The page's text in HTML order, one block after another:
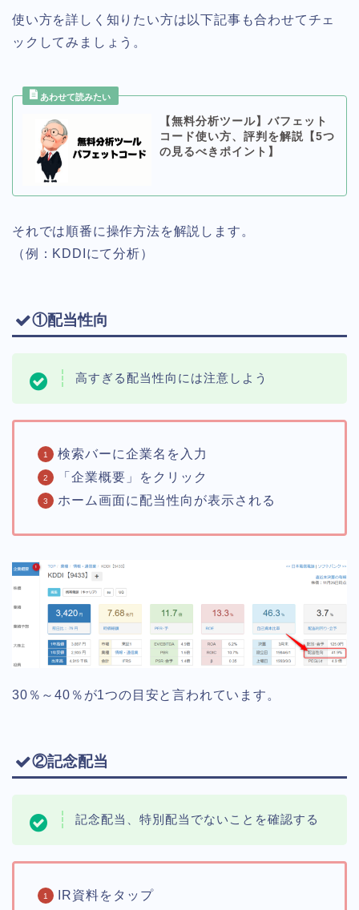
使い方を詳しく知りたい方は以下記事も合わせてチェ
ックしてみましょう。
【無料分析ツール】バフェット
コード使い方、評判を解説【5つ
の見るべきポイント】
それでは順番に操作方法を解説します。
（例：KDDIにて分析）
①配当性向
高すぎる配当性向には注意しよう
検索バーに企業名を入力
「企業概要」をクリック
ホーム画面に配当性向が表示される
30％～40％が1つの目安と言われています。
②記念配当
記念配当、特別配当でないことを確認する
IR資料をタップ